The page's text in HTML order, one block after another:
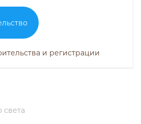
и регистрации
света